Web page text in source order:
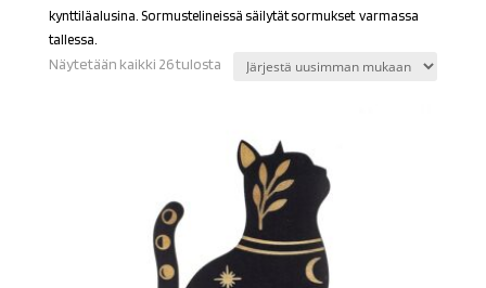
kynttiläalusina. Sormustelineissä säilytät sormukset varmassa
tallessa.
Näytetään kaikki 26 tulostaSorted